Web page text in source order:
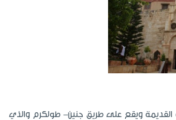
القديمة ويقع على طريق جنين- طولكرم والذي